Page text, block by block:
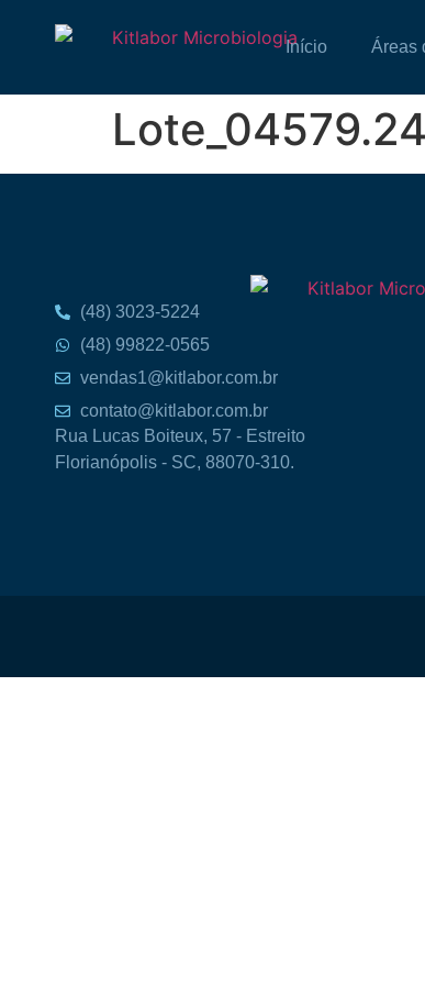
Início Áreas
(48) 3023-5224
(48) 99822-0565
vendas1@kitlabor.com.br
contato@kitlabor.com.br
Rua Lucas Boiteux, 57 - Estreito
Florianópolis - SC, 88070-310.